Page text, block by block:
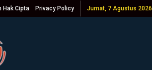
Hak Cipta Privacy Policy Jumat, 7 Agustus 2026